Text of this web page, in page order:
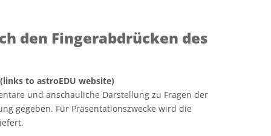
den Fingerabdrücken des
to astroEDU website)
und anschauliche Darstellung zu Fragen der
gegeben. Für Präsentationszwecke wird die